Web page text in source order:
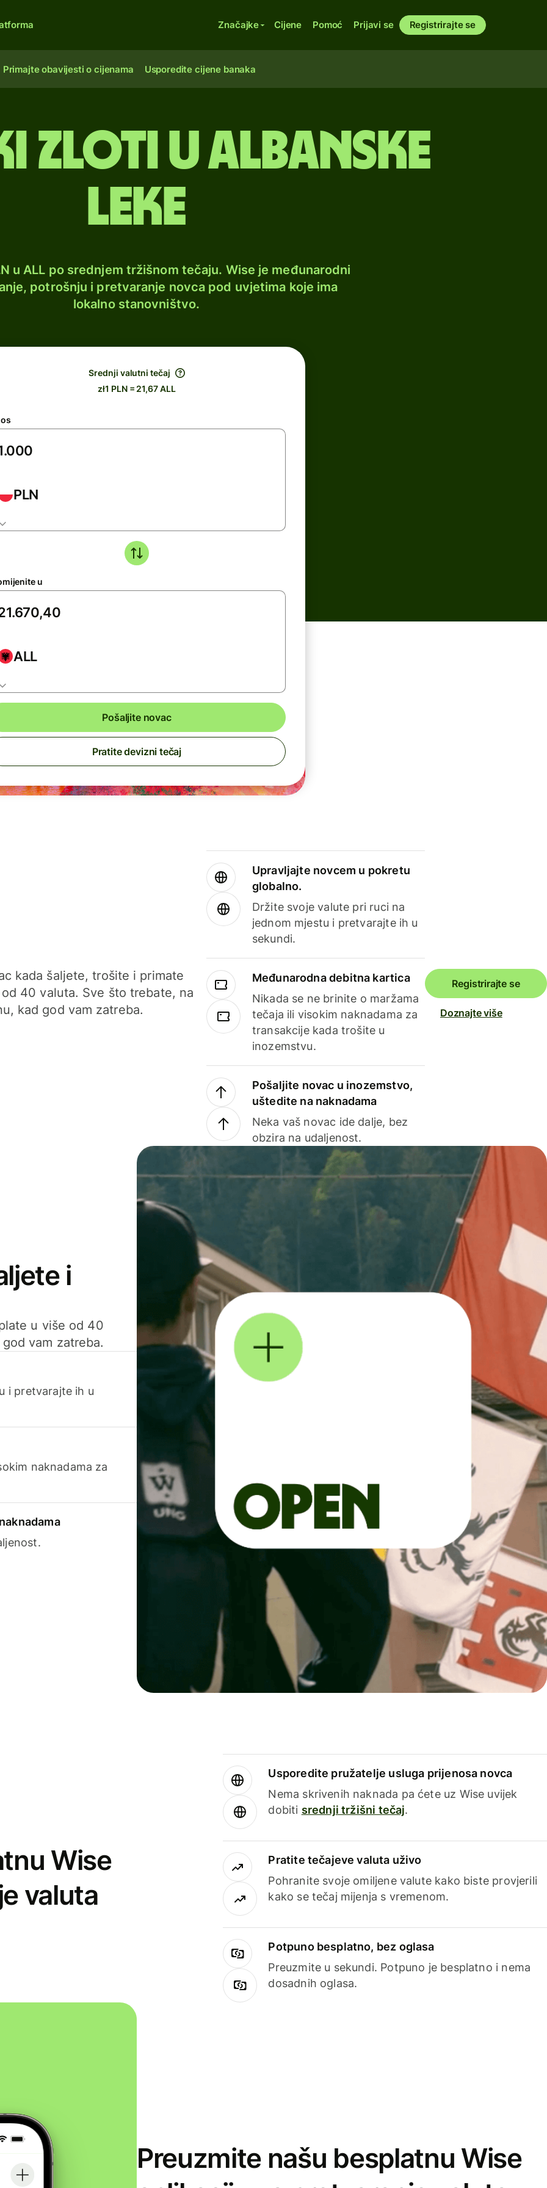
Značajke Cijene Pomoć Prijavi se Registrirajte se
Primajte obavijesti o cijenama Usporedite cijene banaka
zloti u albanske
leke
u ALL po srednjem tržišnom tečaju. Wise je međunarodni
potrošnju i pretvaranje novca pod uvjetima koje ima
lokalno stanovništvo.
Srednji valutni tečaj
zł1 PLN = 21,67 ALL
PLN
u
ALL
Pošaljite novac
Pratite devizni tečaj
kada šaljete, trošite i primate
40 valuta. Sve što trebate, na
kad god vam zatreba.
Upravljajte novcem u pokretu
globalno.
Držite svoje valute pri ruci na
jednom mjestu i pretvarajte ih u
sekundi.
Međunarodna debitna kartica
Nikada se ne brinite o maržama
tečaja ili visokim naknadama za
transakcije kada trošite u
inozemstvu.
Pošaljite novac u inozemstvo,
uštedite na naknadama
Neka vaš novac ide dalje, bez
obzira na udaljenost.
Registrirajte se
Doznajte više
i
u više od 40
vam zatreba.
i pretvarajte ih u
naknadama za
Wise
valuta
Usporedite pružatelje usluga prijenosa novca
Nema skrivenih naknada pa ćete uz Wise uvijek
dobiti srednji tržišni tečaj.
Pratite tečajeve valuta uživo
Pohranite svoje omiljene valute kako biste provjerili
kako se tečaj mijenja s vremenom.
Potpuno besplatno, bez oglasa
Preuzmite u sekundi. Potpuno je besplatno i nema
dosadnih oglasa.
Preuzmite našu besplatnu Wise